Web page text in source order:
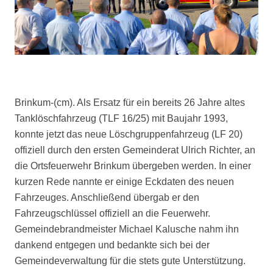
Brinkum-(cm). Als Ersatz für ein bereits 26 Jahre altes
Tanklöschfahrzeug (TLF 16/25) mit Baujahr 1993,
konnte jetzt das neue Löschgruppenfahrzeug (LF 20)
offiziell durch den ersten Gemeinderat Ulrich Richter, an
die Ortsfeuerwehr Brinkum übergeben werden. In einer
kurzen Rede nannte er einige Eckdaten des neuen
Fahrzeuges. Anschließend übergab er den
Fahrzeugschlüssel offiziell an die Feuerwehr.
Gemeindebrandmeister Michael Kalusche nahm ihn
dankend entgegen und bedankte sich bei der
Gemeindeverwaltung für die stets gute Unterstützung.